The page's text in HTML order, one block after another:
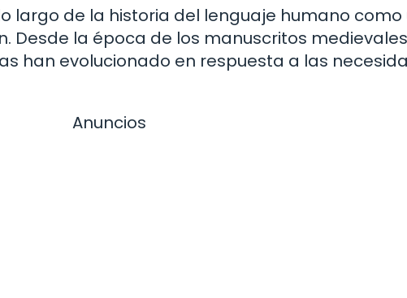
largo de la historia del lenguaje humano como
Desde la época de los manuscritos
han evolucionado en respuesta a las
Anuncios